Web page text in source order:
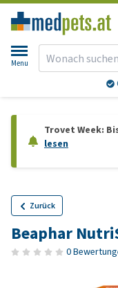
Menu
Trovet Week:
lesen
Zurück
Beaphar
0